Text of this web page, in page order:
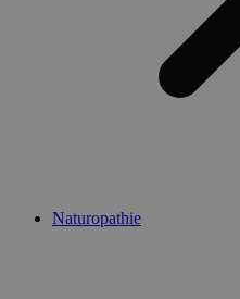
Naturopathie